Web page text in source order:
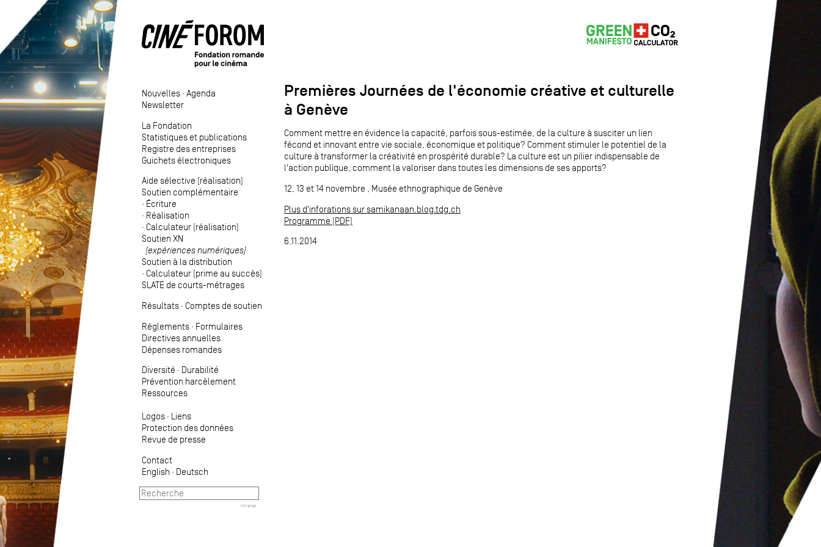
Nouvelles · Agenda
Newsletter
La Fondation
Statistiques et publications
Registre des entreprises
Guichets électroniques
Aide sélective (réalisation)
Soutien complémentaire
· Écriture
· Réalisation
· Calculateur (réalisation)
Soutien XN
(expériences numériques)
Soutien à la distribution
· Calculateur (prime au succès)
SLATE de courts-métrages
Résultats · Comptes de soutien
Règlements · Formulaires
Directives annuelles
Dépenses romandes
Diversité · Durabilité
Prévention harcèlement
Ressources
Logos · Liens
Protection des données
Revue de presse
Contact
English · Deutsch
Intranet
Premières Journées de l'économie créative et culturelle
à Genève
Comment mettre en évidence la capacité, parfois sous-estimée, de la culture à susciter un lien
fécond et innovant entre vie sociale, économique et politique? Comment stimuler le potentiel de la
culture à transformer la créativité en prospérité durable? La culture est un pilier indispensable de
l'action publique, comment la valoriser dans toutes les dimensions de ses apports?
12, 13 et 14 novembre , Musée ethnographique de Genève
Plus d'inforations sur samikanaan.blog.tdg.ch
Programme (PDF)
6.11.2014